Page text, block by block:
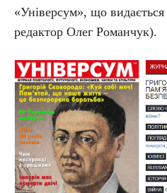
«Універсум», що
редактор Олег Романчук).